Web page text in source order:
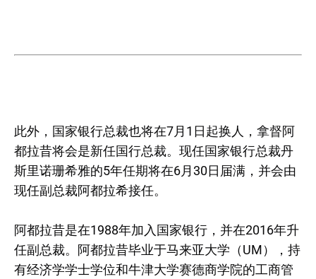
此外，国家银行总裁也将在7月1日起换人，拿督阿
都拉昔将会是新任国行总裁。现任国家银行总裁丹
斯里诺珊希雅的5年任期将在6月30日届满，并会由
现任副总裁阿都拉希接任。
阿都拉昔是在1988年加入国家银行，并在2016年升
任副总裁。阿都拉昔毕业于马来亚大学（UM），持
有经济学学士学位和牛津大学赛德商学院的工商管